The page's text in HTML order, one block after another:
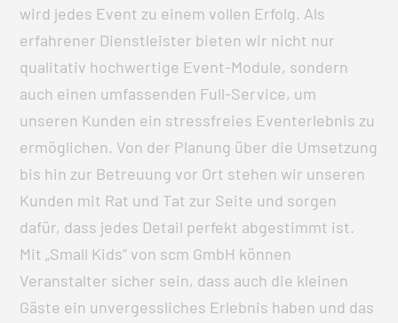
wird jedes Event zu einem vollen Erfolg. Als
erfahrener Dienstleister bieten wir nicht nur
qualitativ hochwertige Event-Module, sondern
auch einen umfassenden Full-Service, um
unseren Kunden ein stressfreies Eventerlebnis zu
ermöglichen. Von der Planung über die Umsetzung
bis hin zur Betreuung vor Ort stehen wir unseren
Kunden mit Rat und Tat zur Seite und sorgen
dafür, dass jedes Detail perfekt abgestimmt ist.
Mit „Small Kids“ von scm GmbH können
Veranstalter sicher sein, dass auch die kleinen
Gäste ein unvergessliches Erlebnis haben und das